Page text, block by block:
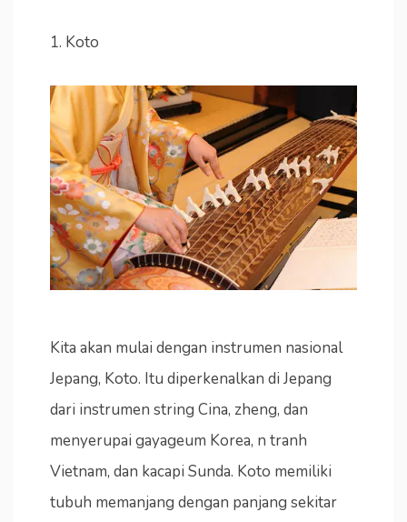
1. Koto
Kita akan mulai dengan instrumen nasional
Jepang, Koto. Itu diperkenalkan di Jepang
dari instrumen string Cina, zheng, dan
menyerupai gayageum Korea, n tranh
Vietnam, dan kacapi Sunda. Koto memiliki
tubuh memanjang dengan panjang sekitar